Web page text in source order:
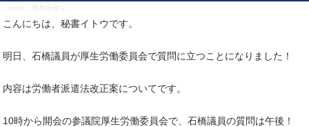
こんにちは、秘書イトウです。
明日、石橋議員が厚生労働委員会で質問に立つことになりました！
内容は労働者派遣法改正案についてです。
10時から開会の参議院厚生労働委員会で、石橋議員の質問は午後！